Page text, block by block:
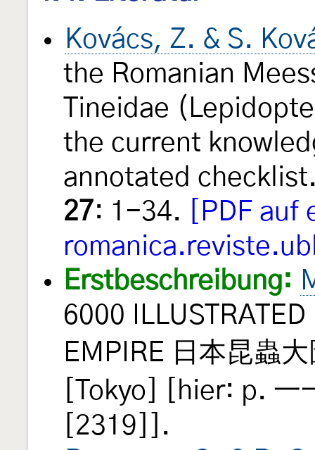
Kovács, Z. & S.
the Romanian
Tineidae
the current
annotated
27: 1-34.
[PDF
Erstbeschreibung:
6000
EMPIRE 日本昆蟲
[Tokyo] [hier: p.
[2319]].